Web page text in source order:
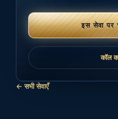
इस सेवा पर
कॉल
← सभी सेवाएँ